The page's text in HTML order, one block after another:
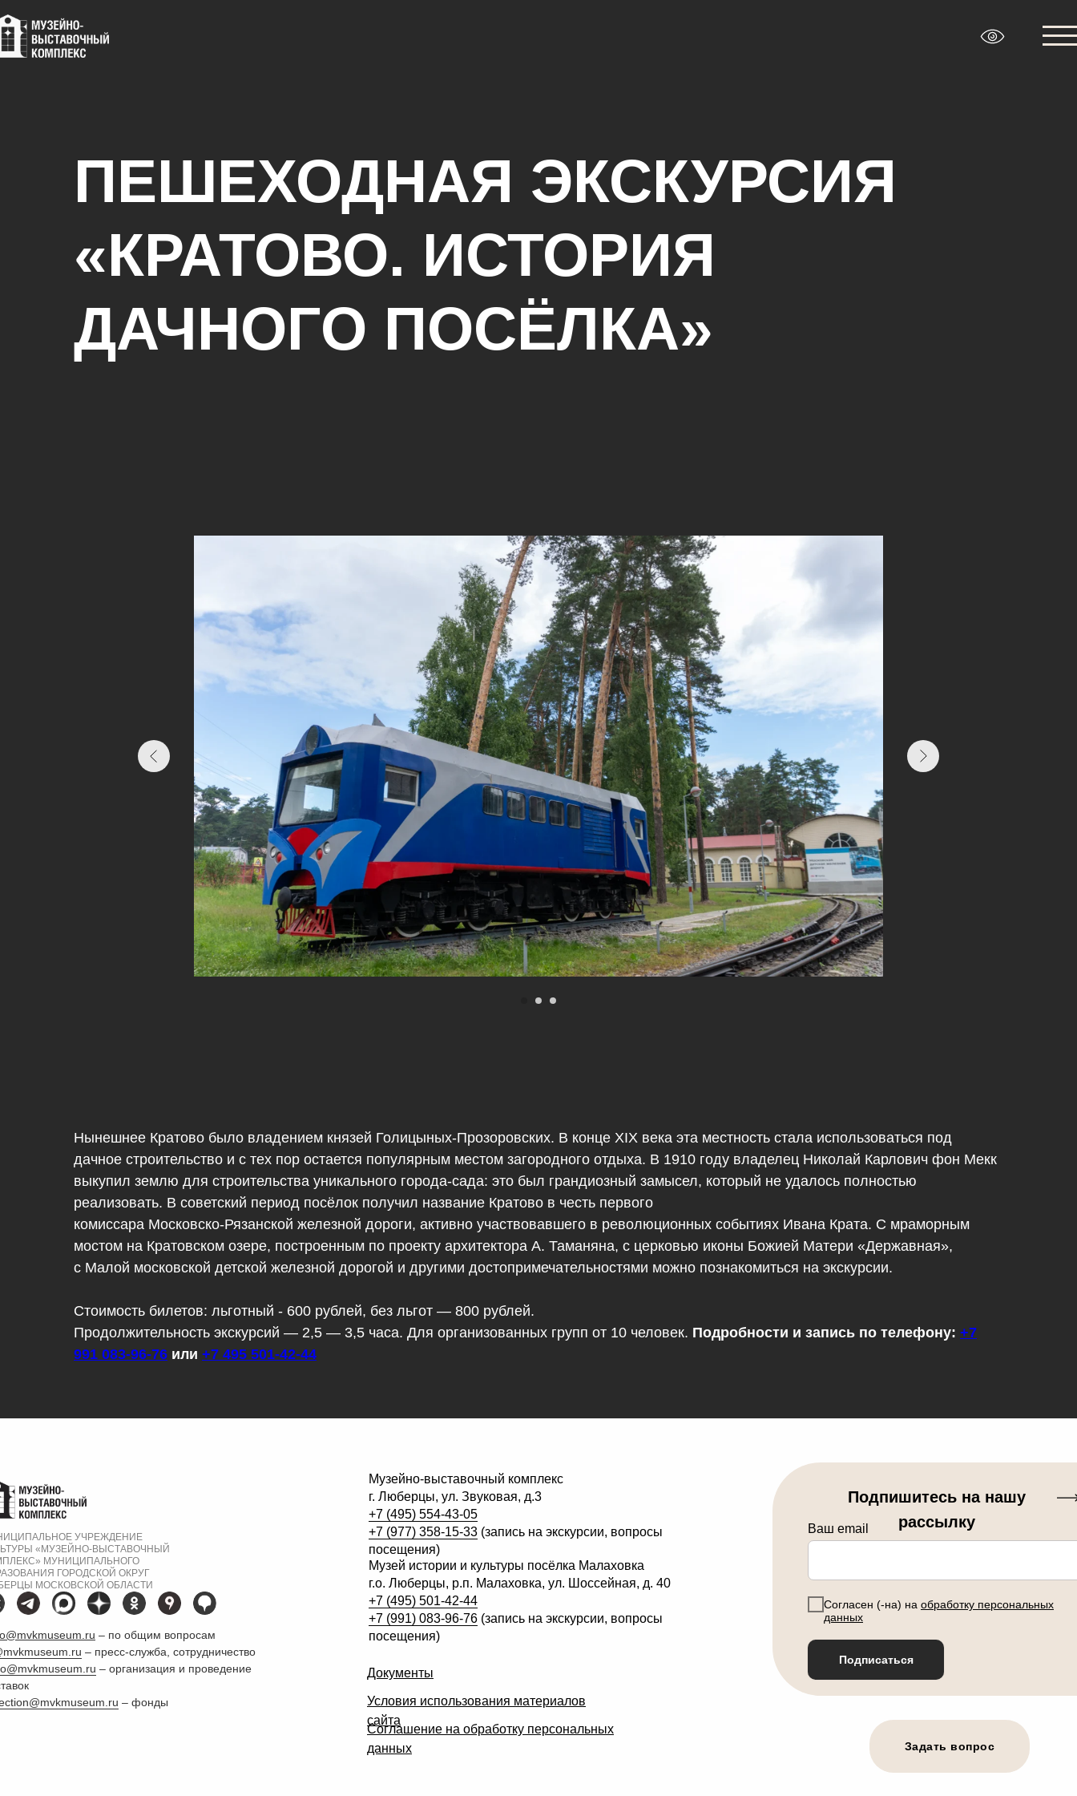
ПЕШЕХОДНАЯ ЭКСКУРСИЯ
«КРАТОВО. ИСТОРИЯ
ДАЧНОГО ПОСЁЛКА»
Нынешнее Кратово было владением князей Голицыных-Прозоровских. В конце XIX века эта местность стала использоваться под
дачное строительство и с тех пор остается популярным местом загородного отдыха. В 1910 году владелец Николай Карлович фон Мекк
выкупил землю для строительства уникального города-сада: это был грандиозный замысел, который не удалось полностью
реализовать. В советский период посёлок получил название Кратово в честь первого
комиссара Московско-Рязанской железной дороги, активно участвовавшего в революционных событиях Ивана Крата. С мраморным
мостом на Кратовском озере, построенным по проекту архитектора А. Таманяна, с церковью иконы Божией Матери «Державная»,
с Малой московской детской железной дорогой и другими достопримечательностями можно познакомиться на экскурсии.
Стоимость билетов: льготный - 600 рублей, без льгот — 800 рублей.
Продолжительность экскурсий — 2,5 — 3,5 часа. Для организованных групп от 10 человек. Подробности и запись по телефону: +7
991 083-96-76 или +7 495 501-42-44
УЧРЕЖДЕНИЕ
«МУЗЕЙНО-ВЫСТАВОЧНЫЙ
МУНИЦИПАЛЬНОГО
ГОРОДСКОЙ ОКРУГ
МОСКОВСКОЙ ОБЛАСТИ
– по общим вопросам
– пресс-служба, сотрудничество
– организация и проведение
– фонды
Музейно-выставочный комплекс
г. Люберцы, ул. Звуковая, д.3
+7 (495) 554-43-05
+7 (977) 358-15-33 (запись на экскурсии, вопросы
посещения)
Музей истории и культуры посёлка Малаховка
г.о. Люберцы, р.п. Малаховка, ул. Шоссейная, д. 40
+7 (495) 501-42-44
+7 (991) 083-96-76 (запись на экскурсии, вопросы
посещения)
Документы
Условия использования материалов
сайта
Соглашение на обработку персональных
данных
Задать вопрос
Ваш email
Согласен (-на) на обработку персональных
данных
Подписаться
Подпишитесь на нашу
рассылку